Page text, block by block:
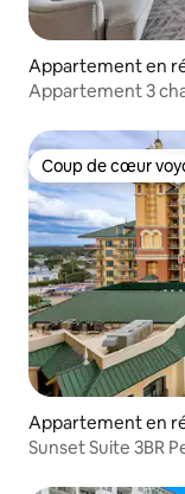
Appartement en
Appartement 3
Coup de cœur
Coup de cœur
Appartement en
Sunset Suite 3BR